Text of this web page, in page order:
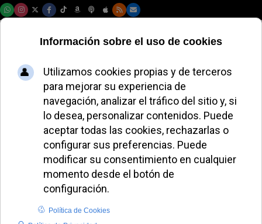
El padre Arturo
Sosa concluye su
visita a España con
un encuentro en
Madrid